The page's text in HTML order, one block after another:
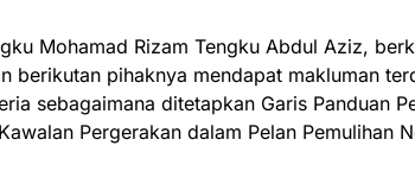
Mohamad Rizam Tengku Abdul Aziz,
berikutan pihaknya mendapat makluman
sebagaimana ditetapkan Garis Panduan
Pergerakan dalam Pelan Pemulihan